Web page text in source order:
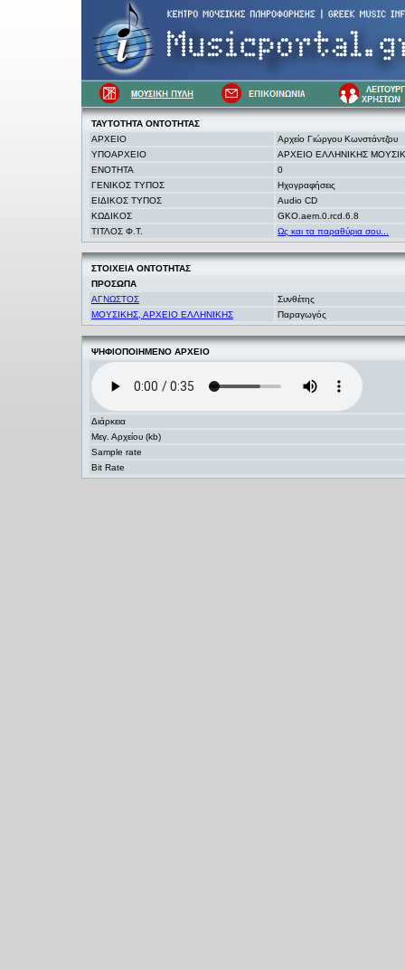
ΤΑΥΤΟΤΗΤΑ ΟΝΤΟΤΗΤΑΣ
ΑΡΧΕΙΟ
Αρχείο Γιώργου Κωνστάντζου
ΥΠΟΑΡΧΕΙΟ
ΑΡΧΕΙΟ ΕΛΛΗΝΙΚΗΣ
ΕΝΟΤΗΤΑ
0
ΓΕΝΙΚΟΣ ΤΥΠΟΣ
Ηχογραφήσεις
ΕΙΔΙΚΟΣ ΤΥΠΟΣ
Audio CD
ΚΩΔΙΚΟΣ
GKO.aem.0.rcd.6.8
ΤΙΤΛΟΣ Φ.Τ.
Ως και τα παραθύρια σου...
ΣΤΟΙΧΕΙΑ ΟΝΤΟΤΗΤΑΣ
ΠΡΟΣΩΠΑ
ΑΓΝΩΣΤΟΣ
Συνθέτης
ΜΟΥΣΙΚΗΣ, ΑΡΧΕΙΟ ΕΛΛΗΝΙΚΗΣ
Παραγωγός
ΨΗΦΙΟΠΟΙΗΜΕΝΟ ΑΡΧΕΙΟ
Διάρκεια
Μεγ. Αρχείου (kb)
Sample rate
Bit Rate